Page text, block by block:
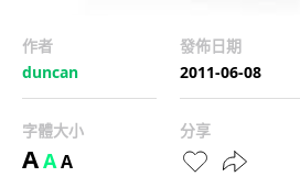
作者
duncan
發佈日期
2011-06-08
字體大小
AAA
分享